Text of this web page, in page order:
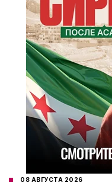
08 АВГУСТА 2026